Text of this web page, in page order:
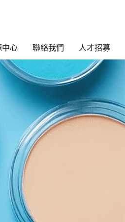
EN
日
中心 聯絡我們 人才招募